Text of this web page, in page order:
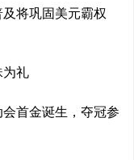
将巩固美元霸权
礼
首金诞生，夺冠参